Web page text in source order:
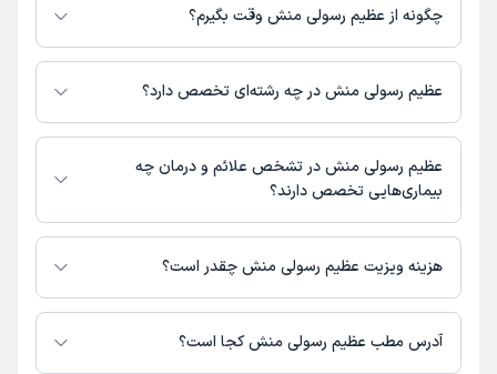
چگونه از عظیم رسولی منش وقت بگیرم؟
در صورتی کهعظیم رسولی منشدارای پروفایل فعال و نوبت‌دهی باز در پلتفرم
دکترتو باشند، می‌توانید از طریق این پلتفرم برای دریافت نوبت اقدام کنید. در
صورت فعال بودن پروفایل پزشک در دکترتو، امکان مشاهده نوبت‌های آزاد، آدرس
مطب، شماره تماس، برنامه حضور در مطب، تصاویر پزشک، ساعات کاری و سایر
اطلاعات مرتبط با خدمات پزشکی و نوبت‌گیری ممکن است در پروفایل ایشان در
دکترتو در دسترس باشد
عظیم رسولی منش در چه رشته‌ای تخصص دارد؟
عظیم رسولی منش در رشته‌های زیر (پیراپزشکی) تخصص دارند:
روانشناسی
عظیم رسولی منش در تشخص علائم و درمان چه
بیماری‌هایی تخصص دارند؟
عظیم رسولی منش در تشخیص علائم و درمان بیماری‌های مرتبط با روانشناسی
فعالیت می‌کنند.
هزینه ویزیت عظیم رسولی منش چقدر است؟
برای اطلاع از هزینه ویزیت عظیم رسولی منش، لازم است با مطب تماس بگیرید.
آدرس مطب عظیم رسولی منش کجا است؟